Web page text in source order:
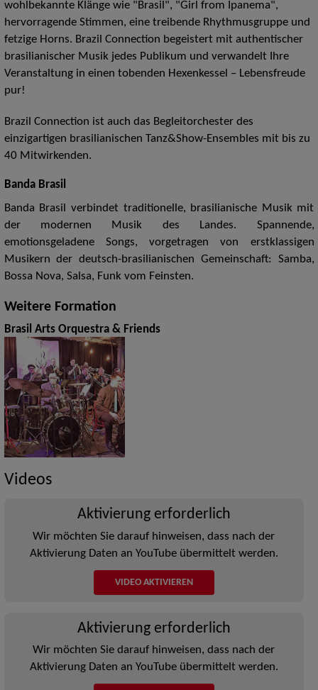
wohlbekannte Klänge wie "Brasil", "Girl from Ipanema",
hervorragende Stimmen, eine treibende Rhythmusgruppe und
fetzige Horns. Brazil Connection begeistert mit authentischer
brasilianischer Musik jedes Publikum und verwandelt Ihre
Veranstaltung in einen tobenden Hexenkessel – Lebensfreude
pur!
Brazil Connection ist auch das Begleitorchester des
einzigartigen brasilianischen Tanz&Show-Ensembles mit bis zu
40 Mitwirkenden.
Banda Brasil
Banda Brasil verbindet traditionelle, brasilianische Musik mit
der modernen Musik des Landes. Spannende,
emotionsgeladene Songs, vorgetragen von erstklassigen
Musikern der deutsch-brasilianischen Gemeinschaft: Samba,
Bossa Nova, Salsa, Funk vom Feinsten.
Weitere Formation
Brasil Arts Orquestra & Friends
Videos
Aktivierung erforderlich
Wir möchten Sie darauf hinweisen, dass nach der
Aktivierung Daten an YouTube übermittelt werden.
VIDEO AKTIVIEREN
Aktivierung erforderlich
Wir möchten Sie darauf hinweisen, dass nach der
Aktivierung Daten an YouTube übermittelt werden.